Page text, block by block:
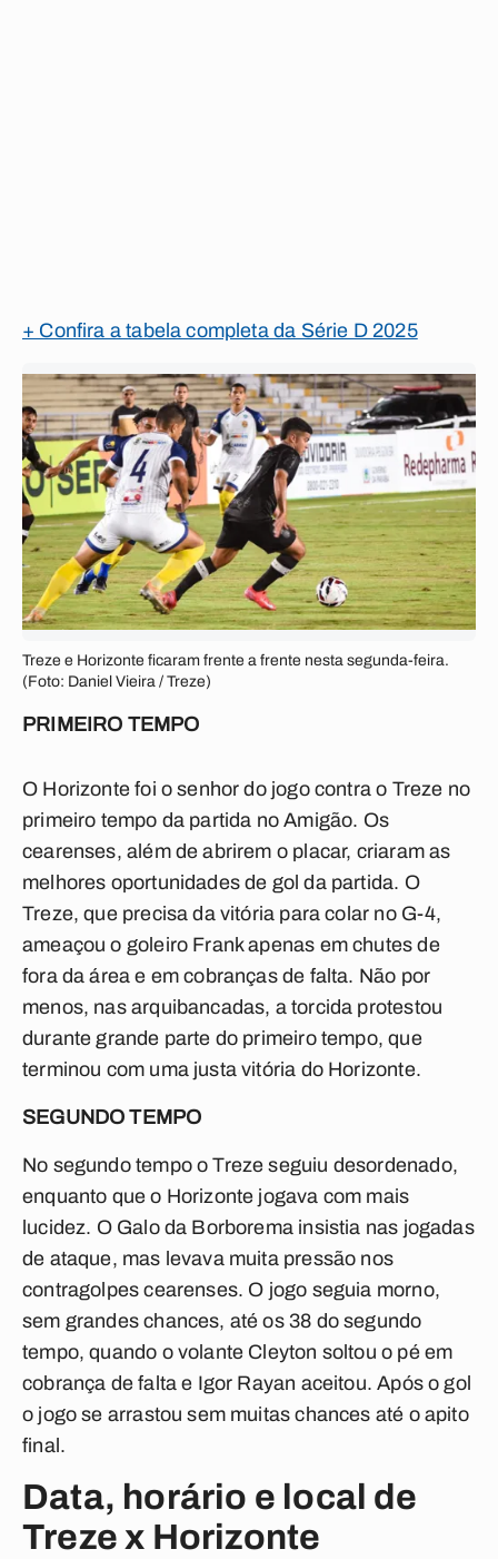
+ Confira a tabela completa da Série D 2025
Treze e Horizonte ficaram frente a frente nesta segunda-feira.
(Foto: Daniel Vieira / Treze)
PRIMEIRO TEMPO
O Horizonte foi o senhor do jogo contra o Treze no
primeiro tempo da partida no Amigão. Os
cearenses, além de abrirem o placar, criaram as
melhores oportunidades de gol da partida. O
Treze, que precisa da vitória para colar no G-4,
ameaçou o goleiro Frank apenas em chutes de
fora da área e em cobranças de falta. Não por
menos, nas arquibancadas, a torcida protestou
durante grande parte do primeiro tempo, que
terminou com uma justa vitória do Horizonte.
SEGUNDO TEMPO
No segundo tempo o Treze seguiu desordenado,
enquanto que o Horizonte jogava com mais
lucidez. O Galo da Borborema insistia nas jogadas
de ataque, mas levava muita pressão nos
contragolpes cearenses. O jogo seguia morno,
sem grandes chances, até os 38 do segundo
tempo, quando o volante Cleyton soltou o pé em
cobrança de falta e Igor Rayan aceitou. Após o gol
o jogo se arrastou sem muitas chances até o apito
final.
Data, horário e local de
Treze x Horizonte